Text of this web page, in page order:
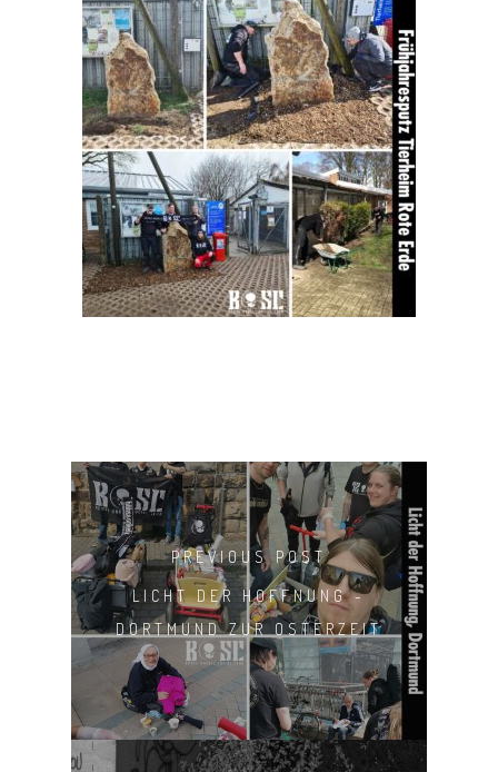
PREVIOUS POST
LICHT DER HOFFNUNG -
DORTMUND ZUR OSTERZEIT
TEAM
SHOP